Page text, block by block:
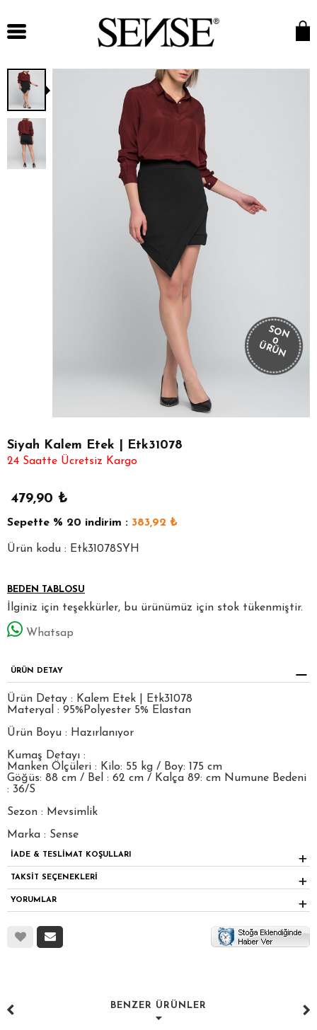
SON
0
ÜRÜN
Siyah Kalem Etek | Etk31078
24 Saatte Ücretsiz Kargo
479,90 ₺
Sepette % 20 indirim : 383,92 ₺
Ürün kodu : Etk31078SYH
BEDEN TABLOSU
İlginiz için teşekkürler, bu ürünümüz için stok tükenmiştir.
Whatsap
ÜRÜN DETAY
Ürün Detay : Kalem Etek | Etk31078
Materyal : 95%Polyester 5% Elastan
Ürün Boyu : Hazırlanıyor
Kumaş Detayı :
Manken Ölçüleri : Kilo: 55 kg / Boy: 175 cm
Göğüs: 88 cm / Bel : 62 cm / Kalça 89: cm Numune Bedeni
: 36/S
Sezon : Mevsimlik
Marka : Sense
İADE & TESLİMAT KOŞULLARI
TAKSİT SEÇENEKLERİ
YORUMLAR
BENZER ÜRÜNLER